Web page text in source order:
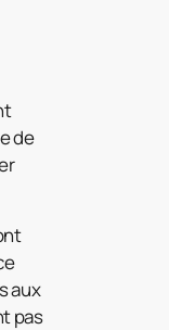
de
aux
pas